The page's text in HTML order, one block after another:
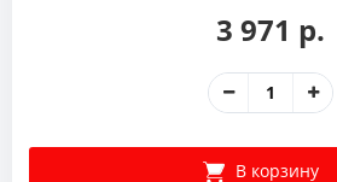
3 971 р.
В корзину